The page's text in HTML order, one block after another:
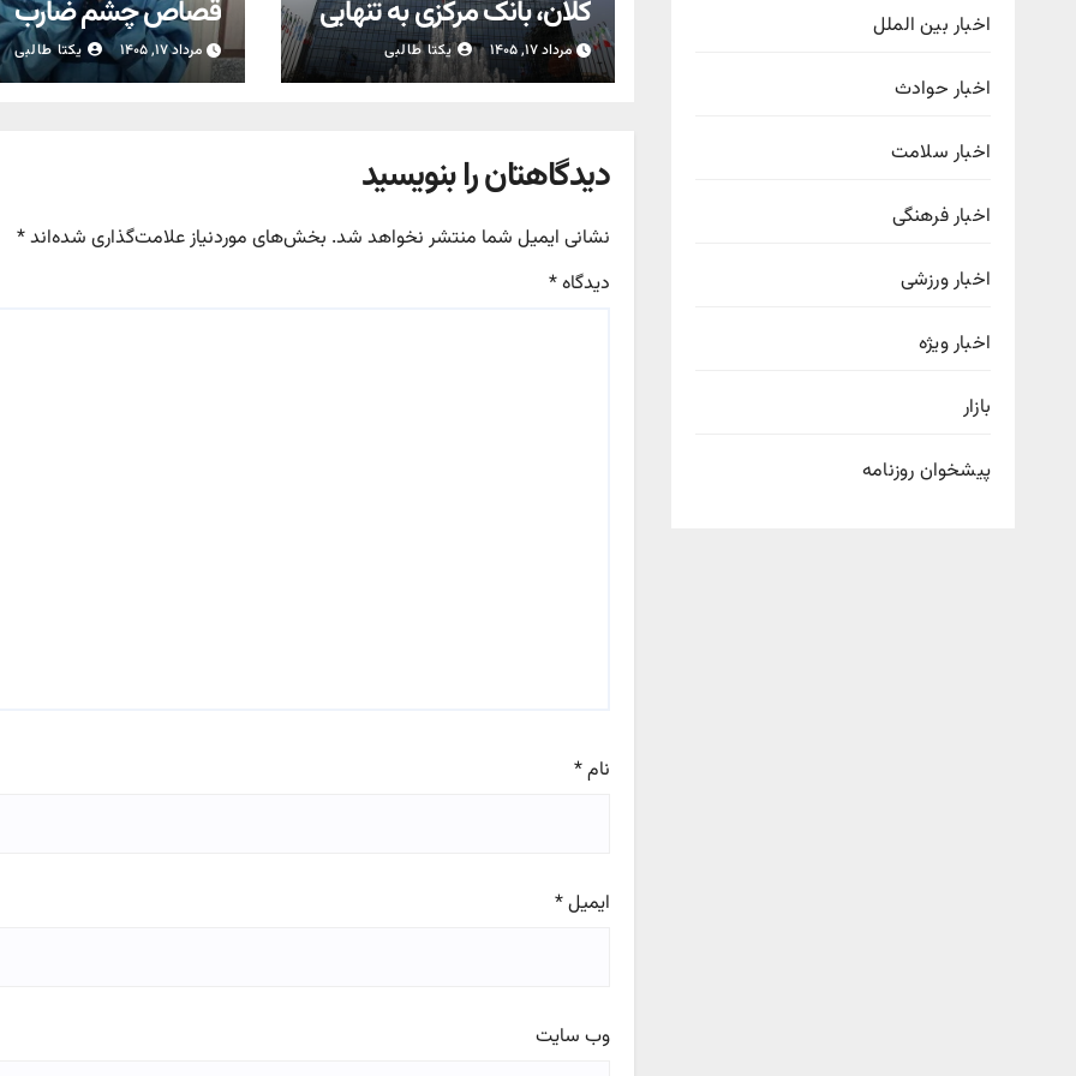
اخبار بین الملل
اخبار حوادث
اخبار سلامت
اخبار فرهنگی
اخبار ورزشی
اخبار ویژه
بازار
پیشخوان روزنامه
کلان، بانک مرکزی به تنهایی
قادر به مهار تورم نیست
مرداد ۱۷, ۱۴۰۵ یکتا طالبی
قصاص چشم ضارب
مرداد ۱۷, ۱۴۰۵ یکتا طالبی
دیدگاهتان را بنویسید
نشانی ایمیل شما منتشر نخواهد شد. بخش‌های موردنیاز علامت‌گذاری شده‌اند*
دیدگاه*
نام*
ایمیل*
وب‌ سایت